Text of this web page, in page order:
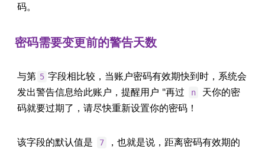
码。
密码需要变更前的警告天数
与第 5 字段相比较，当账户密码有效期快到时，系统会
发出警告信息给此账户，提醒用户 "再过
n
天你的密
码就要过期了，请尽快重新设置你的密码！
该字段的默认值是 7
，也就是说，距离密码有效期的